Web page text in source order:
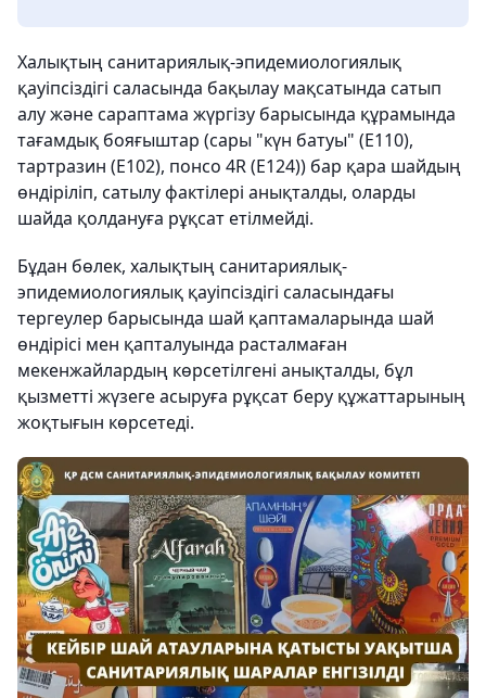
Халықтың санитариялық-эпидемиологиялық
қауіпсіздігі саласында бақылау мақсатында сатып
алу және сараптама жүргізу барысында құрамында
тағамдық бояғыштар (сары "күн батуы" (E110),
тартразин (E102), понсо 4R (E124)) бар қара шайдың
өндіріліп, сатылу фактілері анықталды, оларды
шайда қолдануға рұқсат етілмейді.
Бұдан бөлек, халықтың санитариялық-
эпидемиологиялық қауіпсіздігі саласындағы
тергеулер барысында шай қаптамаларында шай
өндірісі мен қапталуында расталмаған
мекенжайлардың көрсетілгені анықталды, бұл
қызметті жүзеге асыруға рұқсат беру құжаттарының
жоқтығын көрсетеді.